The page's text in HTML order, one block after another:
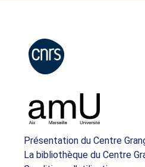
Présentation du Centre
La bibliothèque du Centre